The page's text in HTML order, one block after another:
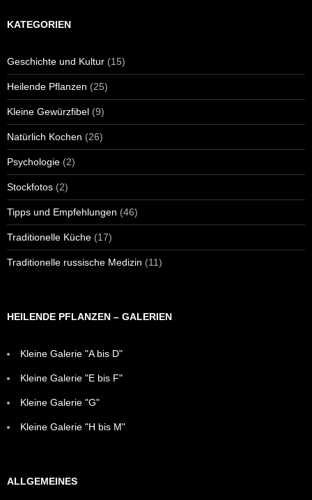
KATEGORIEN
Geschichte und Kultur (15)
Heilende Pflanzen (25)
Kleine Gewürzfibel (9)
Natürlich Kochen (26)
Psychologie (2)
Stockfotos (2)
Tipps und Empfehlungen (46)
Traditionelle Küche (17)
Traditionelle russische Medizin (11)
HEILENDE PFLANZEN – GALERIEN
Kleine Galerie "A bis D"
Kleine Galerie "E bis F"
Kleine Galerie "G"
Kleine Galerie "H bis M"
ALLGEMEINES